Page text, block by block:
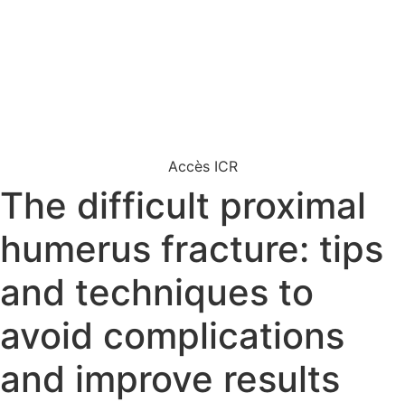
Accès ICR
The difficult proximal
humerus fracture: tips
and techniques to
avoid complications
and improve results